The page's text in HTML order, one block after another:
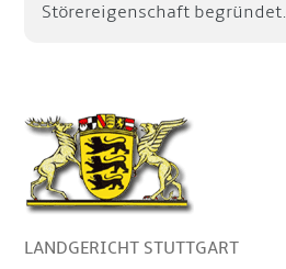
Störereigenschaft begründet.
LANDGERICHT STUTTGART